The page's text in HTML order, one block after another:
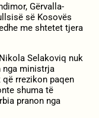
Gërvalla-
së Kosovës
me shtetet tjera
Selakoviq nuk
nga ministrja
që rrezikon paqen
shuma të
pranon nga